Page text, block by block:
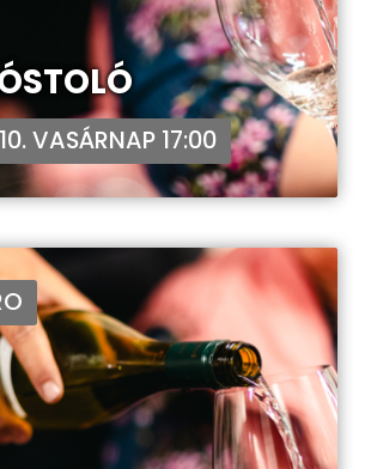
VASÁRNAP 17:00